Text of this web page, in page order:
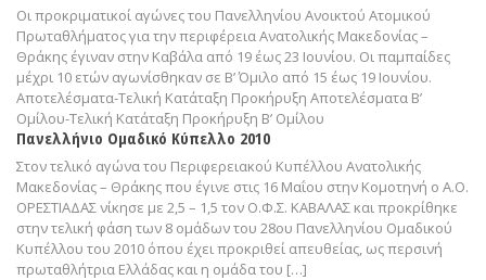
Οι προκριματικοί αγώνες του Πανελληνίου Ανοικτού Ατομικού
Πρωταθλήματος για την περιφέρεια Ανατολικής Μακεδονίας –
Θράκης έγιναν στην Καβάλα από 19 έως 23 Ιουνίου. Οι παμπαίδες
μέχρι 10 ετών αγωνίσθηκαν σε Β’ Όμιλο από 15 έως 19 Ιουνίου.
Αποτελέσματα-Τελική Κατάταξη Προκήρυξη Αποτελέσματα Β’
Ομίλου-Τελική Κατάταξη Προκήρυξη Β’ Ομίλου
Πανελλήνιο Ομαδικό Κύπελλο 2010
Στον τελικό αγώνα του Περιφερειακού Κυπέλλου Ανατολικής
Μακεδονίας – Θράκης που έγινε στις 16 Μαΐου στην Κομοτηνή ο Α.Ο.
ΟΡΕΣΤΙΑΔΑΣ νίκησε με 2,5 – 1,5 τον Ο.Φ.Σ. ΚΑΒΑΛΑΣ και προκρίθηκε
στην τελική φάση των 8 ομάδων του 28ου Πανελληνίου Ομαδικού
Κυπέλλου του 2010 όπου έχει προκριθεί απευθείας, ως περσινή
πρωταθλήτρια Ελλάδας και η ομάδα του […]